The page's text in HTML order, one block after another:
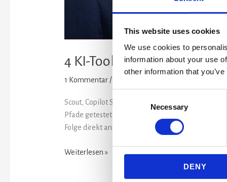
This website uses cookies
We use cookies to
information about your use
other information that
Selection
Necessary
DENY
4 KI-Tools im Praxis-Check
1 Kommentar /
Scout, Copilot Studio, Microsoft Foundry & LM
Pfade getestet – nicht als Entwickler, sondern
Folge direkt ansehen Tool #1 […]
Weiterlesen »